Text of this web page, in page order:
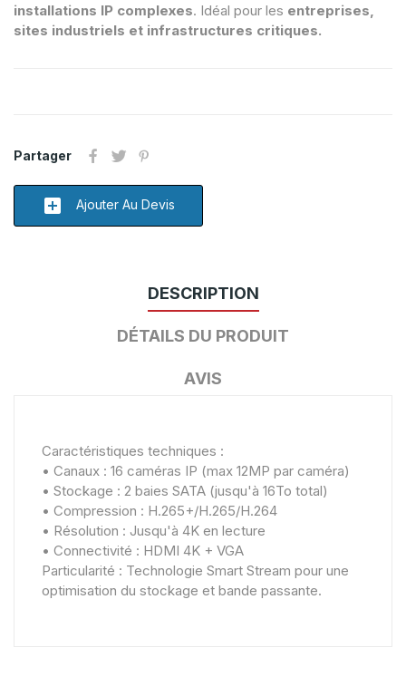
installations IP complexes. Idéal pour les entreprises,
sites industriels et infrastructures critiques.
Partager
add_box Ajouter Au Devis
DESCRIPTION
DÉTAILS DU PRODUIT
AVIS
Caractéristiques techniques :
• Canaux : 16 caméras IP (max 12MP par caméra)
• Stockage : 2 baies SATA (jusqu'à 16To total)
• Compression : H.265+/H.265/H.264
• Résolution : Jusqu'à 4K en lecture
• Connectivité : HDMI 4K + VGA
Particularité : Technologie Smart Stream pour une
optimisation du stockage et bande passante.